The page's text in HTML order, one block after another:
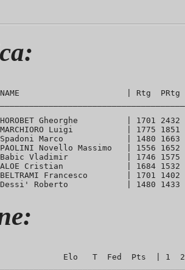
NAME                      | Rtg  PRtg
Gheorghe          | 1701 2432
Luigi           | 1775 1851
Marco             | 1480 1663
Novello Massimo   | 1556 1652
Vladimir            | 1746 1575
Cristian             | 1684 1532
Francesco        | 1701 1402
Elo   T  Fed  Pts  | 1